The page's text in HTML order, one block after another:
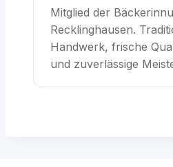
Mitglied der
Recklinghausen.
Handwerk, frische
und zuverlässige